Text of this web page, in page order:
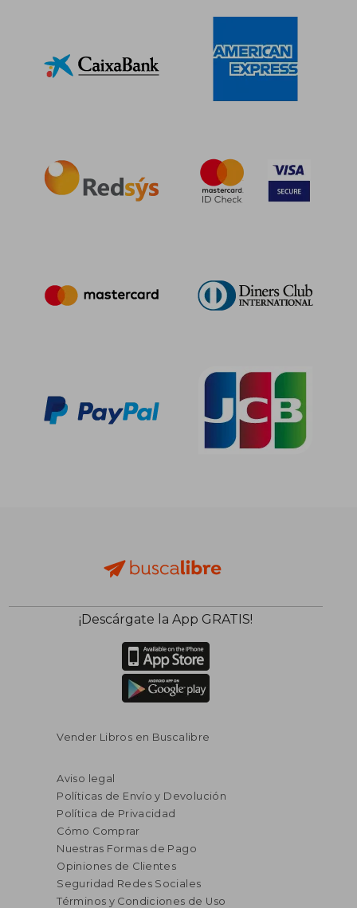
¡Descárgate la App GRATIS!
Vender Libros en Buscalibre
Aviso legal
Políticas de Envío y Devolución
Política de Privacidad
Cómo Comprar
Nuestras Formas de Pago
Opiniones de Clientes
Seguridad Redes Sociales
Términos y Condiciones de Uso